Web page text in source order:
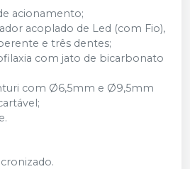
acionamento;
acoplado de Led (com Fio),
e três dentes;
com jato de bicarbonato
com Ø6,5mm e Ø9,5mm